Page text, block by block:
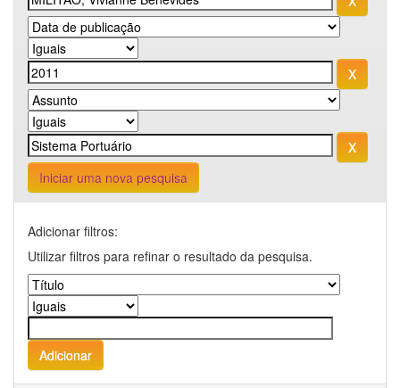
Iniciar uma nova pesquisa
Adicionar filtros:
Utilizar filtros para refinar o resultado da pesquisa.